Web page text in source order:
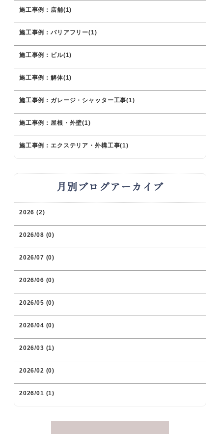
施工事例：店舗(1)
施工事例：バリアフリー(1)
施工事例：ビル(1)
施工事例：解体(1)
施工事例：ガレージ・シャッター工事(1)
施工事例：屋根・外壁(1)
施工事例：エクステリア・外構工事(1)
月別ブログアーカイブ
2026 (2)
2026/08 (0)
2026/07 (0)
2026/06 (0)
2026/05 (0)
2026/04 (0)
2026/03 (1)
2026/02 (0)
2026/01 (1)